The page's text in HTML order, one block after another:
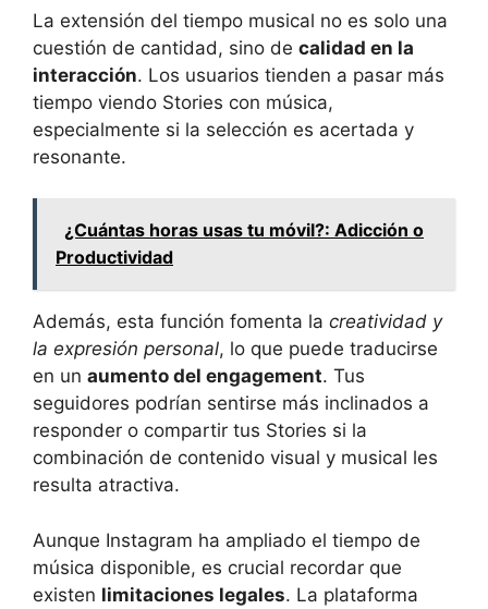
La extensión del tiempo musical no es solo una
cuestión de cantidad, sino de calidad en la
interacción. Los usuarios tienden a pasar más
tiempo viendo Stories con música,
especialmente si la selección es acertada y
resonante.
¿Cuántas horas usas tu móvil?: Adicción o
Productividad
Además, esta función fomenta la creatividad y
la expresión personal, lo que puede traducirse
en un aumento del engagement. Tus
seguidores podrían sentirse más inclinados a
responder o compartir tus Stories si la
combinación de contenido visual y musical les
resulta atractiva.
Aunque Instagram ha ampliado el tiempo de
música disponible, es crucial recordar que
existen limitaciones legales. La plataforma